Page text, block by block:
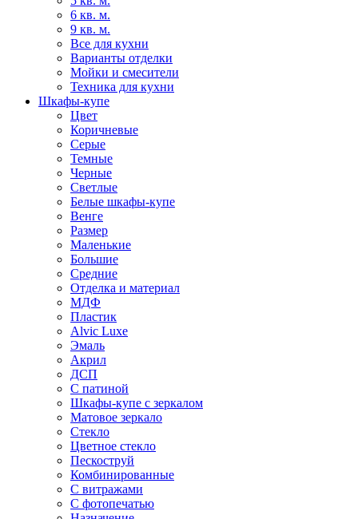
6 кв. м.
9 кв. м.
Все для кухни
Варианты отделки
Мойки и смесители
Техника для кухни
Шкафы-купе
Цвет
Коричневые
Серые
Темные
Черные
Светлые
Белые шкафы-купе
Венге
Размер
Маленькие
Большие
Средние
Отделка и материал
МДФ
Пластик
Alvic Luxe
Эмаль
Акрил
ДСП
С патиной
Шкафы-купе с зеркалом
Матовое зеркало
Стекло
Цветное стекло
Пескоструй
Комбинированные
С витражами
С фотопечатью